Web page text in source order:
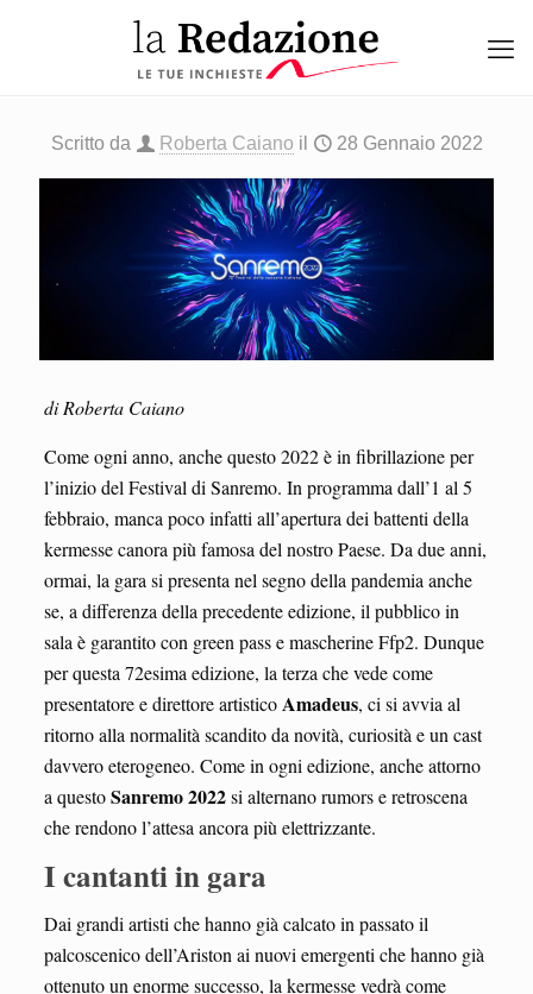
Scritto da Roberta Caiano il 28 Gennaio 2022
di Roberta Caiano
Come ogni anno, anche questo 2022 è in fibrillazione per
l’inizio del Festival di Sanremo. In programma dall’1 al 5
febbraio, manca poco infatti all’apertura dei battenti della
kermesse canora più famosa del nostro Paese. Da due anni,
ormai, la gara si presenta nel segno della pandemia anche
se, a differenza della precedente edizione, il pubblico in
sala è garantito con green pass e mascherine Ffp2. Dunque
per questa 72esima edizione, la terza che vede come
presentatore e direttore artisticoAmadeus, ci si avvia al
ritorno alla normalità scandito da novità, curiosità e un cast
davvero eterogeneo. Come in ogni edizione, anche attorno
a questoSanremo 2022si alternano rumors e retroscena
che rendono l’attesa ancora più elettrizzante.
I cantanti in gara
Dai grandi artisti che hanno già calcato in passato il
palcoscenico dell’Ariston ai nuovi emergenti che hanno già
ottenuto un enorme successo, la kermesse vedrà come